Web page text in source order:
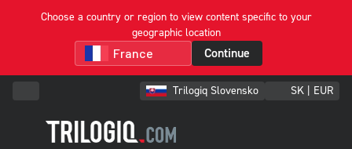
Choose a country or region to view content specific to your
geographic location
Continue
Trilogiq Slovensko SK | EUR